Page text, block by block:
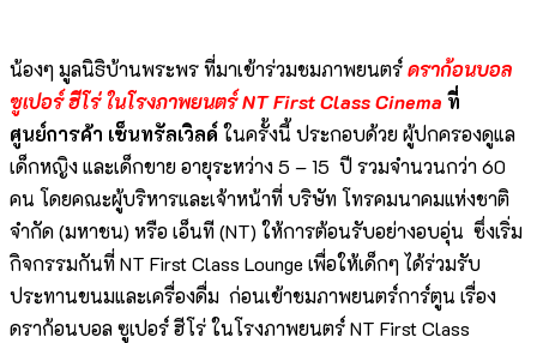
น้องๆ มูลนิธิบ้านพระพร ที่มาเข้าร่วมชมภาพยนตร์ดราก้อนบอล
ซูเปอร์ ฮีโร่ ในโรงภาพยนตร์NT First Class Cinema ที่
ศูนย์การค้า เซ็นทรัลเวิลด์ ในครั้งนี้ ประกอบด้วย ผู้ปกครองดูแล
เด็กหญิง และเด็กขาย อายุระหว่าง 5 – 15 ปี รวมจำนวนกว่า 60
คน โดยคณะผู้บริหารและเจ้าหน้าที่ บริษัท โทรคมนาคมแห่งชาติ
จำกัด (มหาชน) หรือ เอ็นที (NT) ให้การต้อนรับอย่างอบอุ่น ซึ่งเริ่ม
กิจกรรมกันที่ NT First Class Lounge เพื่อให้เด็กๆ ได้ร่วมรับ
ประทานขนมและเครื่องดื่ม ก่อนเข้าชมภาพยนตร์การ์ตูน เรื่อง
ดราก้อนบอล ซูเปอร์ ฮีโร่ ในโรงภาพยนตร์ NT First Class